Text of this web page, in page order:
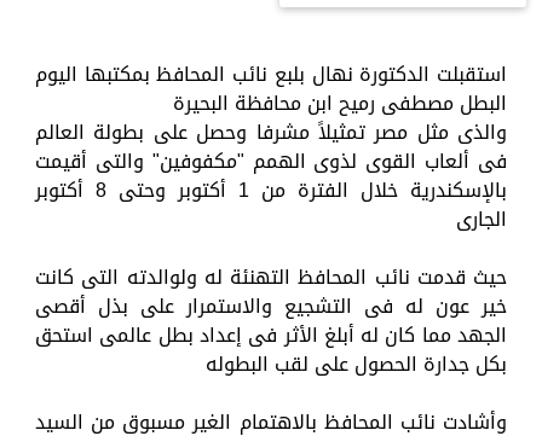
استقبلت الدكتورة نهال بلبع نائب المحافظ بمكتبها اليوم
البطل مصطفى رميح ابن محافظة البحيرة
والذى مثل مصر تمثيلاً مشرفا وحصل على بطولة العالم
فى ألعاب القوى لذوى الهمم "مكفوفين" والتى أقيمت
بالإسكندرية خلال الفترة من 1 أكتوبر وحتى 8 أكتوبر
الجارى
حيث قدمت نائب المحافظ التهنئة له ولوالدته التى كانت
خير عون له فى التشجيع والاستمرار على بذل أقصى
الجهد مما كان له أبلغ الأثر فى إعداد بطل عالمى استحق
بكل جدارة الحصول على لقب البطوله
وأشادت نائب المحافظ بالاهتمام الغير مسبوق من السيد